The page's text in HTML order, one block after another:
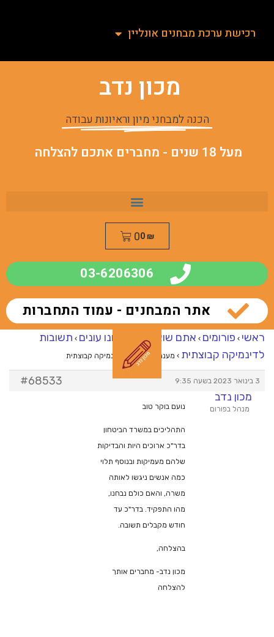
רכישת ערכת מבחנים אונליין
מכון נדב
הכנה למבחני מיון וראיונות עבודה
מעל 18 שנים - מחברים אתכם להצלחה
0₪
0
03-6206306
אתר המבחנים - עמוד התחברות
ראשי › פורומים › אתם שואלים – אנחנו עונים › תשובות
לדינמיקה קבוצתית › מענה ל־תשובות לדינמיקה קבוצתית
3 בינואר 2023 בשעה 9:35
#68533
מכון נדב
מנהל בפורום נועם בוקר טוב
התהליכים במשרד הביטחון
בדר"כ ארוכים היות והבדיקות
שלהם מעמיקות ובנוסף תלוי
כמה אנשים ניגשו לאותה
משרה, והאם כולם נבחנו,
מהו התפקיד. בדר"כ עד
חודש מקבלים תשובה.
בהצלחה,
מכון נדב- מחברים אותך
להצלחה